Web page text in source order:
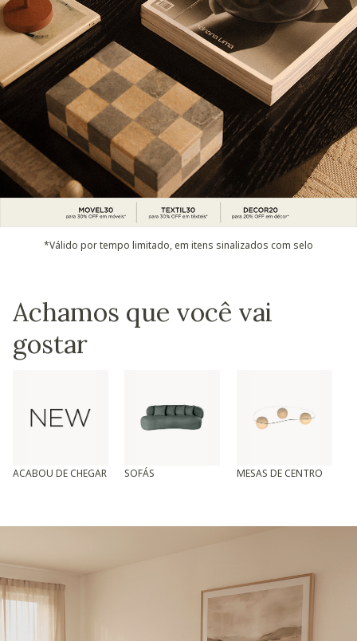
*Válido por tempo limitado, em itens sinalizados com selo
Achamos que você vai
gostar
ACABOU DE CHEGAR SOFÁS MESAS DE CENTRO